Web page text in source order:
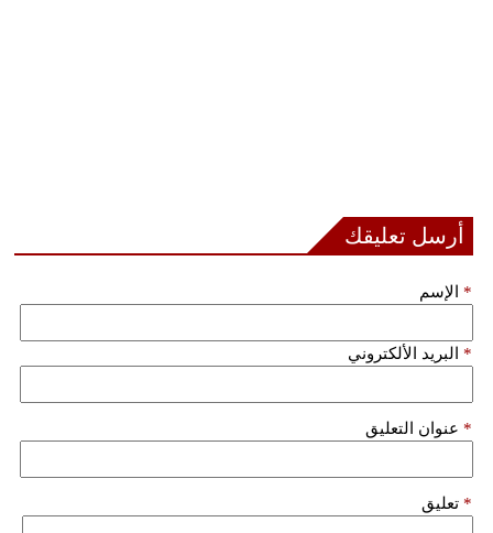
أرسل تعليقك
الإسم *
البريد الألكتروني *
عنوان التعليق *
تعليق *